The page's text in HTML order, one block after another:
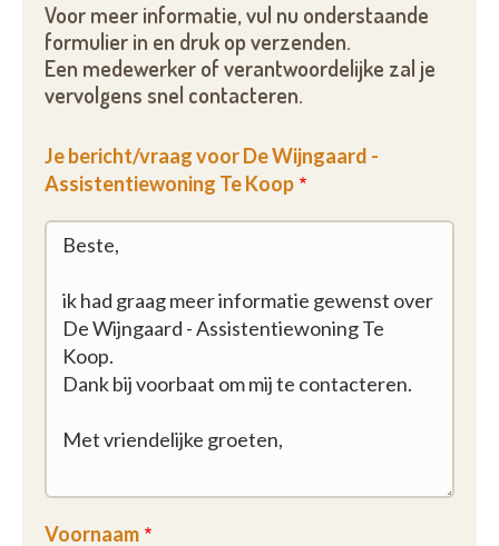
Voor meer informatie, vul nu onderstaande
formulier in en druk op verzenden.
Een medewerker of verantwoordelijke zal je
vervolgens snel contacteren.
Je bericht/vraag voor De Wijngaard -
Assistentiewoning Te Koop
Voornaam